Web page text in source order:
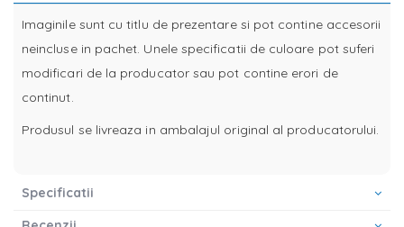
Imaginile sunt cu titlu de prezentare si pot contine accesorii
neincluse in pachet. Unele specificatii de culoare pot suferi
modificari de la producator sau pot contine erori de
continut.
Produsul se livreaza in ambalajul original al producatorului.
Specificatii